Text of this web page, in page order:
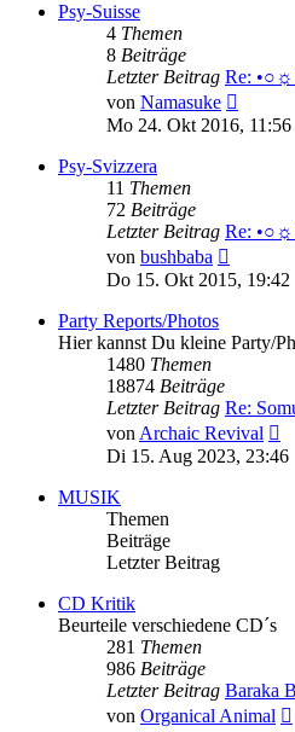
Psy-Suisse
4 Themen
8 Beiträge
Letzter Beitrag Re:
von Namasuke
Beitrag
Mo 24. Okt 2016, 11:56
Psy-Svizzera
11 Themen
72 Beiträge
Letzter Beitrag Re:
von bushbaba
Beitrag
Do 15. Okt 2015, 19:42
Party Reports/Photos
Hier kannst Du kleine Party/
1480 Themen
18874 Beiträge
Letzter Beitrag Re:
vonArchaic Revival
Di 15. Aug 2023, 23:46
MUSIK
Themen
Beiträge
Letzter Beitrag
CD Kritik
Beurteile verschiedene CD´s
281 Themen
986 Beiträge
Letzter Beitrag Baraka
von Organical Animal